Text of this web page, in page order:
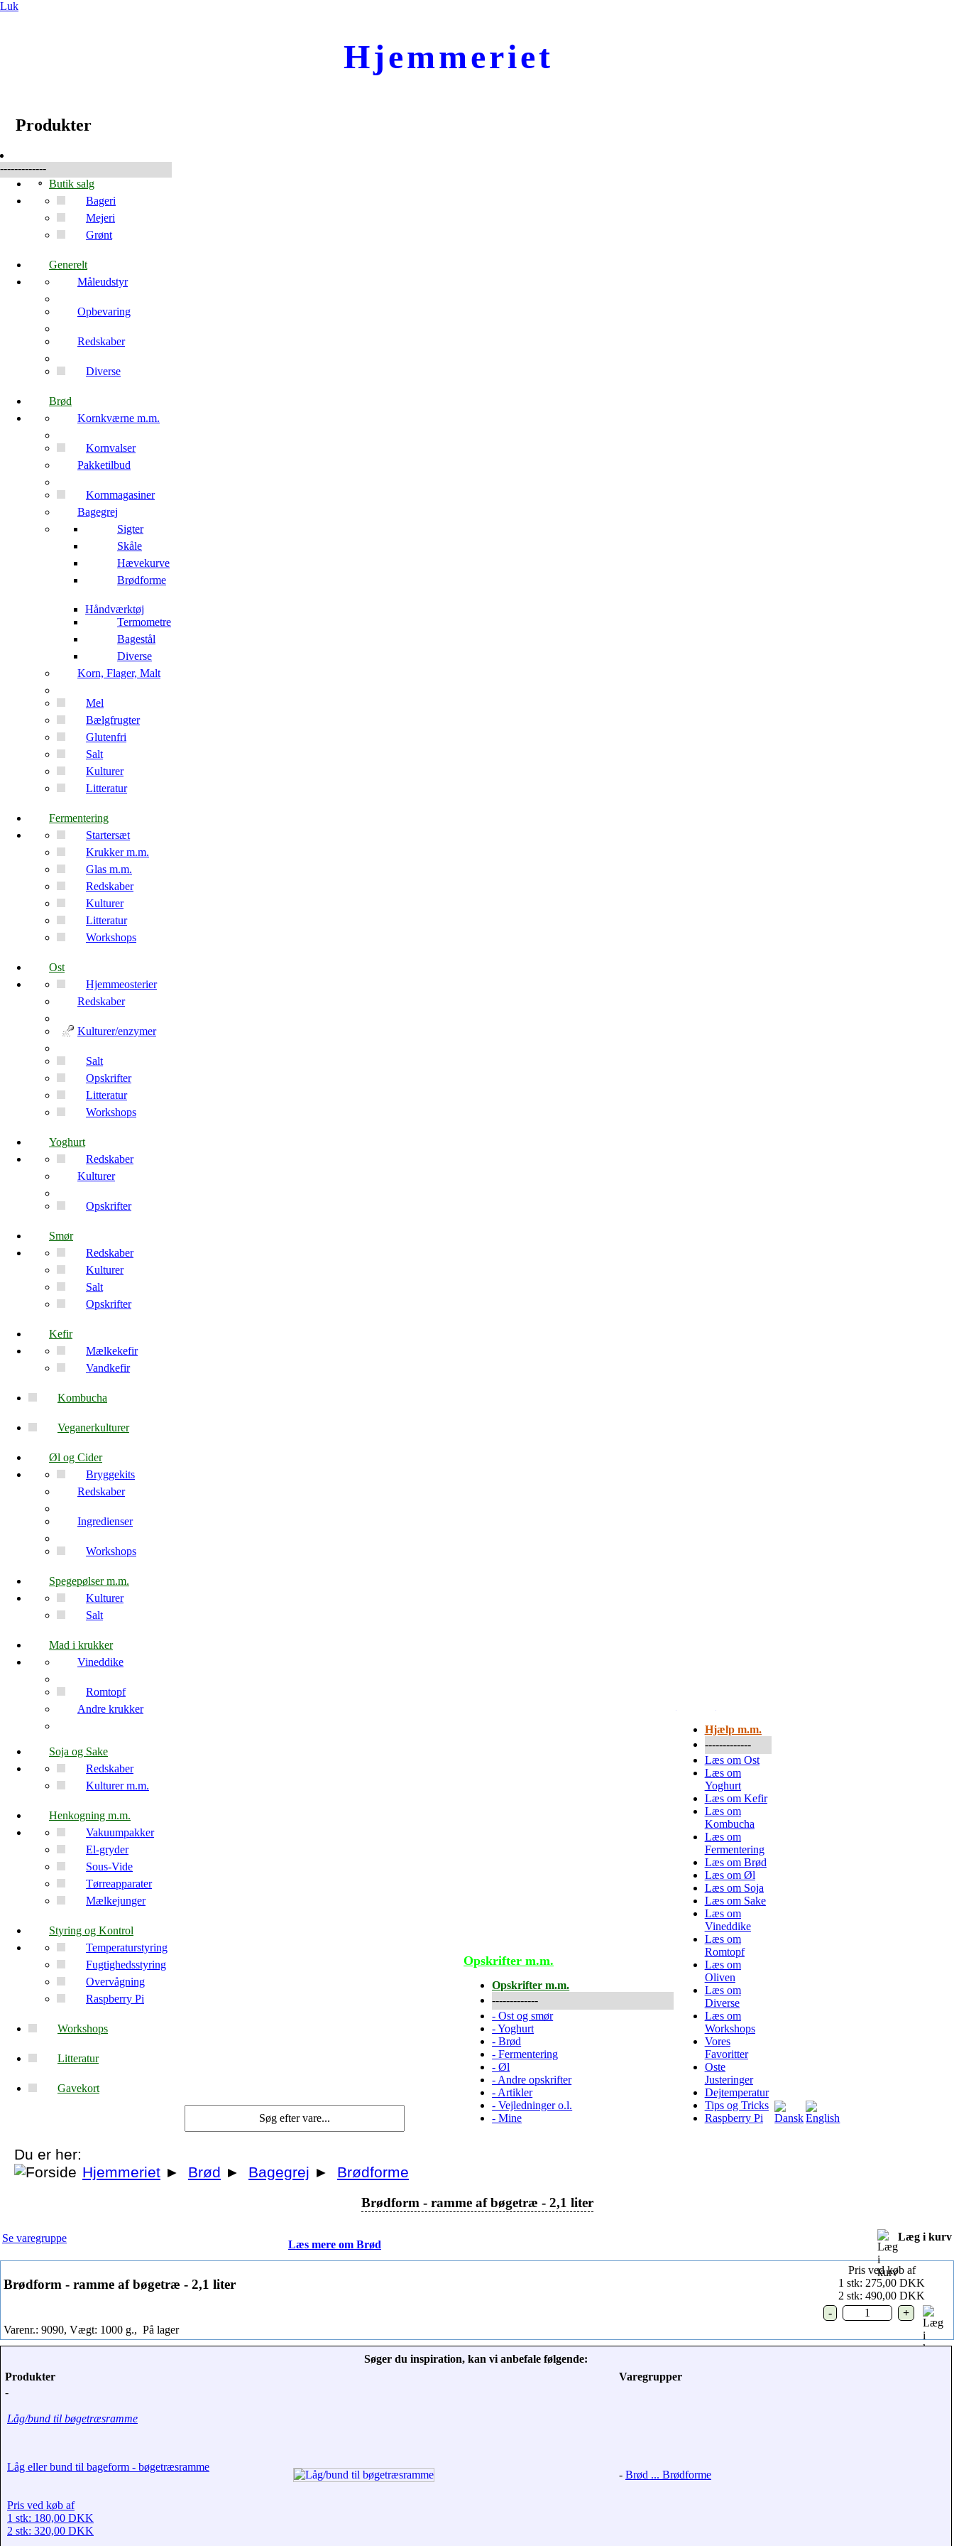
Luk
Hjemmeriet
Produkter
-------------
Butik salg
Bageri
Mejeri
Grønt
Generelt
Måleudstyr
Opbevaring
Redskaber
Diverse
Brød
Kornkværne m.m.
Kornvalser
Pakketilbud
Kornmagasiner
Bagegrej
Sigter
Skåle
Hævekurve
Brødforme
Håndværktøj
Termometre
Bagestål
Diverse
Korn, Flager, Malt
Mel
Bælgfrugter
Glutenfri
Salt
Kulturer
Litteratur
Fermentering
Startersæt
Krukker m.m.
Glas m.m.
Redskaber
Kulturer
Litteratur
Workshops
Ost
Hjemmeosterier
Redskaber
Kulturer/enzymer
Salt
Opskrifter
Litteratur
Workshops
Yoghurt
Redskaber
Kulturer
Opskrifter
Smør
Redskaber
Kulturer
Salt
Opskrifter
Kefir
Mælkekefir
Vandkefir
Kombucha
Veganerkulturer
Øl og Cider
Bryggekits
Redskaber
Ingredienser
Workshops
Spegepølser m.m.
Kulturer
Salt
Mad i krukker
Vineddike
Romtopf
Andre krukker
Soja og Sake
Redskaber
Kulturer m.m.
Henkogning m.m.
Vakuumpakker
El-gryder
Sous-Vide
Tørreapparater
Mælkejunger
Styring og Kontrol
Temperaturstyring
Fugtighedsstyring
Overvågning
Raspberry Pi
Workshops
Litteratur
Gavekort
Opskrifter m.m.
Opskrifter m.m.
-------------
-Ost og smør
-Yoghurt
-Brød
-Fermentering
-Øl
- Andre opskrifter
- Artikler
-Vejledninger o.l.
-Mine
Hjælp m.m.
-------------
Læs om Ost
Læs om
Yoghurt
Læs om Kefir
Læs om
Kombucha
Læs om
Fermentering
Læs om Brød
Læs om Øl
Læs om Soja
Læs om Sake
Læs om
Vineddike
Læs om
Romtopf
Læs om
Oliven
Læs om
Diverse
Læs om
Workshops
Vores
Favoritter
Oste
Justeringer
Dejtemperatur
Tips og Tricks
Raspberry Pi
Du er her:
Hjemmeriet ► Brød ► Bagegrej ► Brødforme
Brødform - ramme af bøgetræ - 2,1 liter
Se varegruppe
Læs mere om Brød
Læg i kurv
Brødform - ramme af bøgetræ - 2,1 liter
Varenr.: 9090, Vægt: 1000 g., På lager
Pris ved køb af
1 stk: 275,00 DKK
2 stk: 490,00 DKK
Søger du inspiration, kan vi anbefale følgende:
Produkter
Varegrupper
-
Låg/bund til bøgetræsramme
Låg eller bund til bageform - bøgetræsramme
Pris ved køb af
1 stk: 180,00 DKK
2 stk: 320,00 DKK
- Brød ... Brødforme